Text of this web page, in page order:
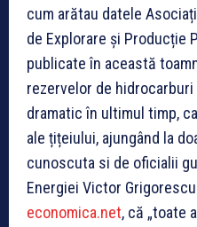
cum arătau datele
de Explorare și Producție
publicate în această
rezervelor de hidrocarburi
dramatic în ultimul timp,
ale țițeiului, ajungând la
cunoscuta si de oficialii
Energiei Victor
economica.net, că „toate